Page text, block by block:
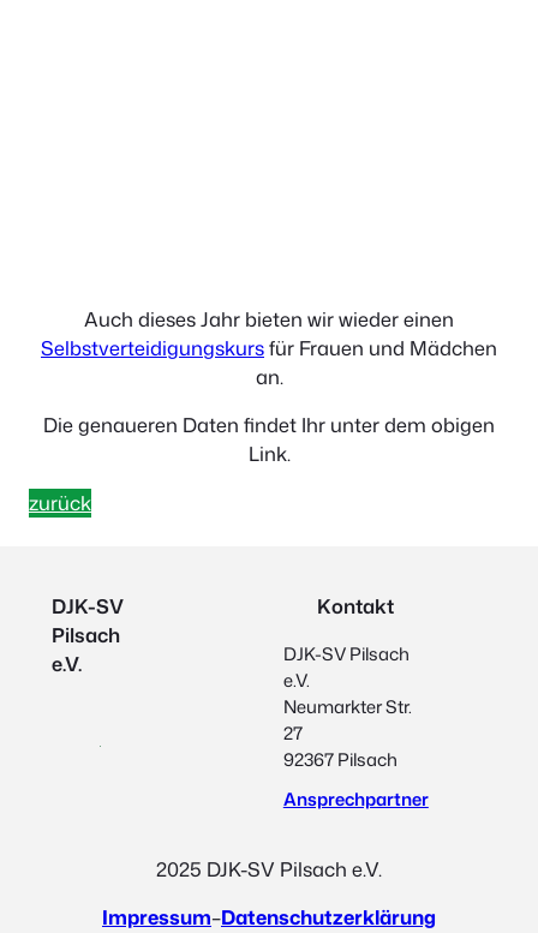
Auch dieses Jahr bieten wir wieder einen
Selbstverteidigungskursfür Frauen und Mädchen
an.
Die genaueren Daten findet Ihr unter dem obigen
Link.
zurück
DJK-SV
Pilsach
e.V.
Kontakt
DJK-SV Pilsach
e.V.
Neumarkter Str.
27
92367 Pilsach
Ansprechpartner
2025 DJK-SV Pilsach e.V.
Impressum–Datenschutzerklärung